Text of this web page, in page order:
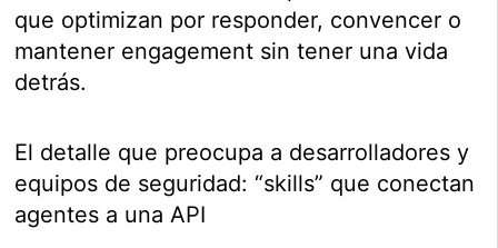
que optimizan por responder, convencer o
mantener engagement sin tener una vida
detrás.
El detalle que preocupa a desarrolladores y
equipos de seguridad: “skills” que conectan
agentes a una API